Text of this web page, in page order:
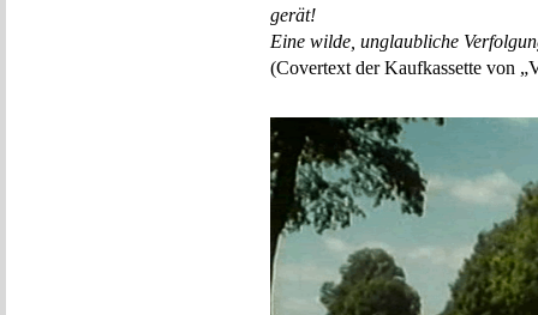
gerät!
Eine wilde, unglaubliche
(Covertext der Kaufkassette von